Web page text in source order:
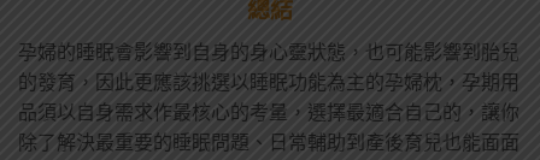
總結
孕婦的睡眠會影響到自身的身心靈狀態，也可能影響到胎兒
的發育，因此更應該挑選以睡眠功能為主的孕婦枕，孕期用
品須以自身需求作最核心的考量，選擇最適合自己的，讓你
除了解決最重要的睡眠問題、日常輔助到產後育兒也能面面